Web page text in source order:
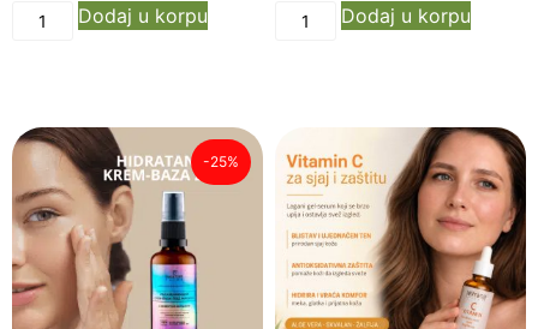
Dodaj u korpu Dodaj u korpu
-25%